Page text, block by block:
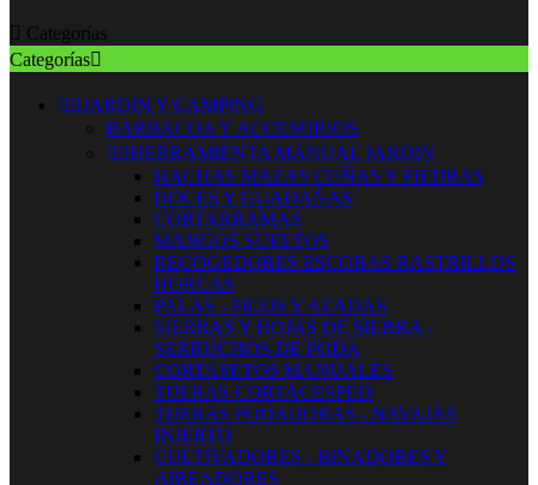
 Categorías
Categorías
 JARDIN Y CAMPING
BARBACOA Y ACCESORIOS
 HERRAMIENTA MANUAL JARDIN
HACHAS MAZAS CUÑAS Y PIEDRAS
HOCES Y GUADAÑAS
CORTARRAMAS
MANGOS SUELTOS
RECOGEDORES ESCOBAS RASTRILLOS
HORCAS
PALAS - PICOS Y AZADAS
SIERRAS Y HOJAS DE SIERRA -
SERRUCHOS DE PODA
CORTASETOS MANUALES
TIJERAS CORTACESPED
TIJERAS PODADORAS - NAVAJAS
INJERTO
CULTIVADORES - BINADORES Y
AIREADORES